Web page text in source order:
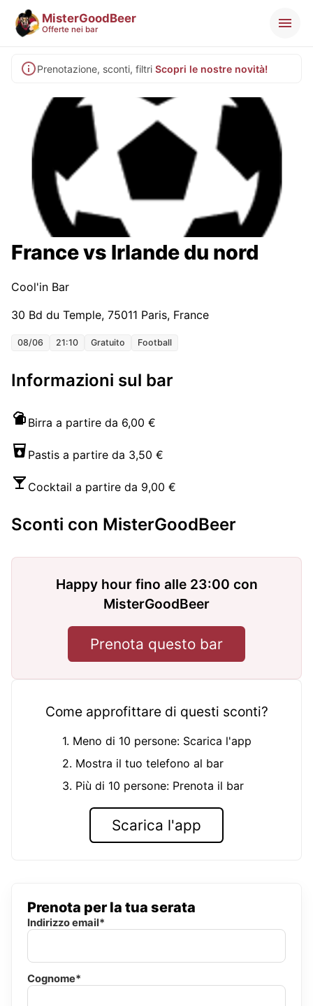
MisterGoodBeer
Offerte nei bar
Prenotazione, sconti, filtri Scopri le nostre novità!
France vs Irlande du nord
Cool'in Bar
30 Bd du Temple, 75011 Paris, France
08/06 21:10 Gratuito Football
Informazioni sul bar
Birra a partire da 6,00 €
Pastis a partire da 3,50 €
Cocktail a partire da 9,00 €
Sconti con MisterGoodBeer
Happy hour fino alle 23:00 con
MisterGoodBeer
Prenota questo bar
Come approfittare di questi sconti?
1. Meno di 10 persone: Scarica l'app
2. Mostra il tuo telefono al bar
3. Più di 10 persone: Prenota il bar
Scarica l'app
Prenota per la tua serata
Indirizzo email*
Cognome*